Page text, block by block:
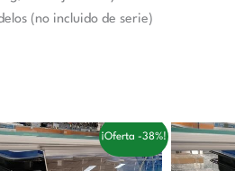
(no incluido de serie)
¡Oferta -38%!
El
precio
original
El
precio
actual